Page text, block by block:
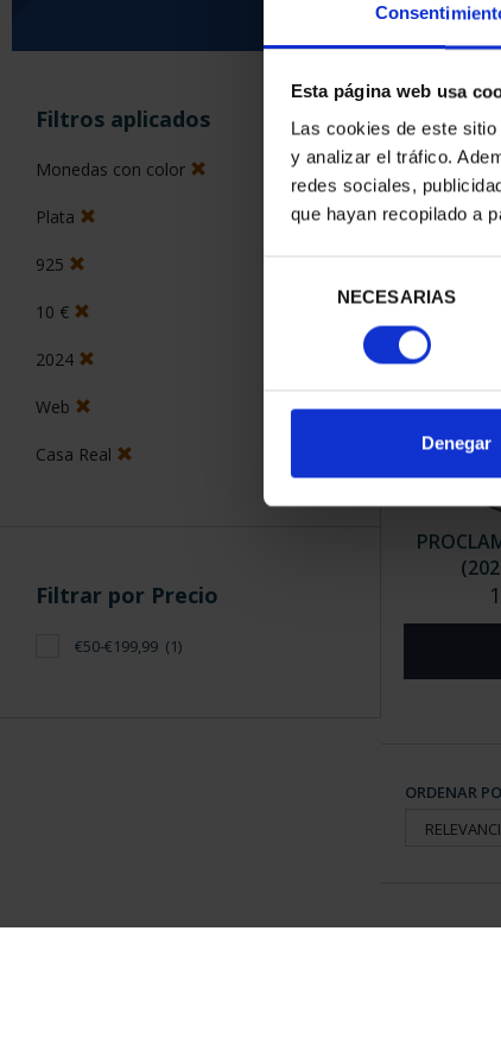
Esta página web usa
Las cookies de este
y analizar el tráfico.
redes sociales,
que hayan recopilado a
consentimiento
NECESARIAS
Denegar
Filtros aplicados
Monedas con color
Plata
925
10 €
2024
Web
Casa Real
Filtrar por Precio
€50-€199,99 (1)
ORDENAR
1
ORDENAR